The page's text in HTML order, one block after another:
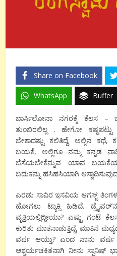
Share on Facebook
WhatsApp Buffer
ಬಾರ್ಸಿಲೋನಾ ನಗರಕ್ಕೆ ಕೆಲಸ –
ತುಂಬಿರಲಿಲ್ಲ . ಹೇಗೋ
ಬೇಕಾದಷ್ಟು ಕಲಿತಿದ್ದೆ. ಅಲ್ಲಿನ ಕಥೆ,
ಬಯಕೆ, ಅಲ್ಲಿಗೂ ನಮ್ಮ ಕನ್ನಡ
ಬೆಸೆಯಬೇಕೆನ್ನುವ ಯಾವ
ಬದುಕನ್ನು ಹಸಿಹಸಿಯಾಗಿ
ಎರಡು ಸಾವಿರ ಇಸವಿಯ ಆಗಸ್ಟ್ ತಿಂಗಳ
ಹೋಗಲು ಟ್ಯಾಕ್ಸಿ ಹಿಡಿದೆ.
ವೃತ್ತಿಯಲ್ಲಿದ್ದೀಯಾ? ಎಷ್ಟು ಗಂಟೆ
ಕುರಿತು ಮಾತನಾಡುತ್ತಿದ್ದೆ. ಮಾತಿನ
ವರ್ಷ ಆಯ್ತು? ಎಂದ ನಾನು ವರ್ಷ
ಆಶ್ಚರ್ಯಚಕಿತನಾಗಿ ನೀನು ಸ್ಪಾನಿಷ್